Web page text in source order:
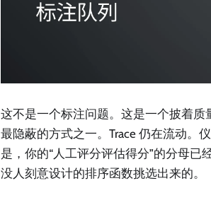
这不是一个标注问题。这是一个披着
最隐蔽的方式之一。Trace 仍在流动。
是，你的“人工评分评估得分”的分母
没人刻意设计的排序函数挑选出来的。